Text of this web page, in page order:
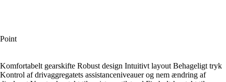
Point
Komfortabelt gearskifte Robust design Intuitivt layout Behageligt tryk
Kontrol af drivaggregatets assistanceniveauer og nem ændring af